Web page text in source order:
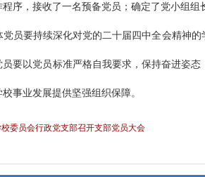
序，接收了一名预备党员；确定了党小组组
员要持续深化对党的二十届四中全会精神
要以党员标准严格自我要求，保持奋进姿
事业发展提供坚强组织保障。
委员会行政党支部召开支部党员大会